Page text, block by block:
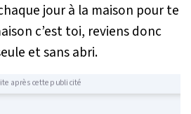
jour à la maison pour te
c’est toi, reviens donc
et sans abri.
après cette publicité